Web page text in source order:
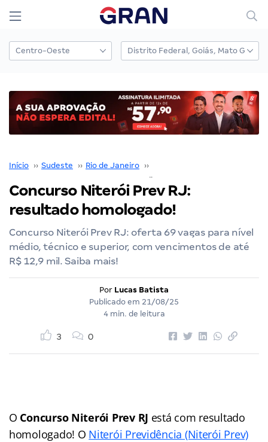
Início ›› Sudeste ›› Rio de Janeiro ››
Concurso Niterói Prev RJ:
resultado homologado!
Concurso Niterói Prev RJ: oferta 69 vagas para nível
médio, técnico e superior, com vencimentos de até
R$ 12,9 mil. Saiba mais!
Por Lucas Batista
Publicado em 21/08/25
4 min. de leitura
3 0
O Concurso Niterói Prev RJ está com resultado
homologado! O Niterói Previdência (Niterói Prev)